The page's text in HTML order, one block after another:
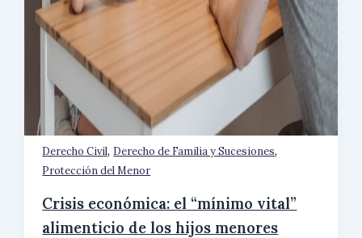
Derecho Civil, Derecho de Familia y Sucesiones,
Protección del Menor
Crisis económica: el “mínimo vital”
alimenticio de los hijos menores